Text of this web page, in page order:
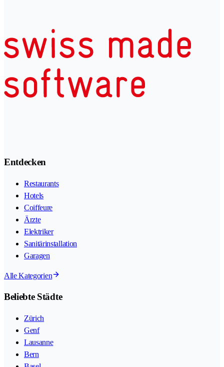
Entdecken
Restaurants
Hotels
Coiffeure
Ärzte
Elektriker
Sanitärinstallation
Garagen
Alle Kategorien
Beliebte Städte
Zürich
Genf
Lausanne
Bern